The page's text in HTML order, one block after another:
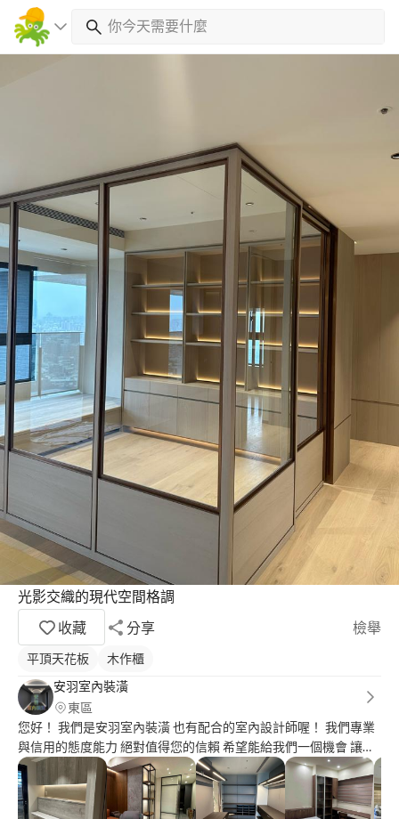
光影交織的現代空間格調
收藏
分享 檢舉
平頂天花板
木作櫃
安羽室內裝潢
東區
您好！ 我們是安羽室內裝潢 也有配合的室內設計師喔！ 我們專業
與信用的態度能力 絕對值得您的信賴 希望能給我們一個機會 讓您
有一個幸福美滿的家